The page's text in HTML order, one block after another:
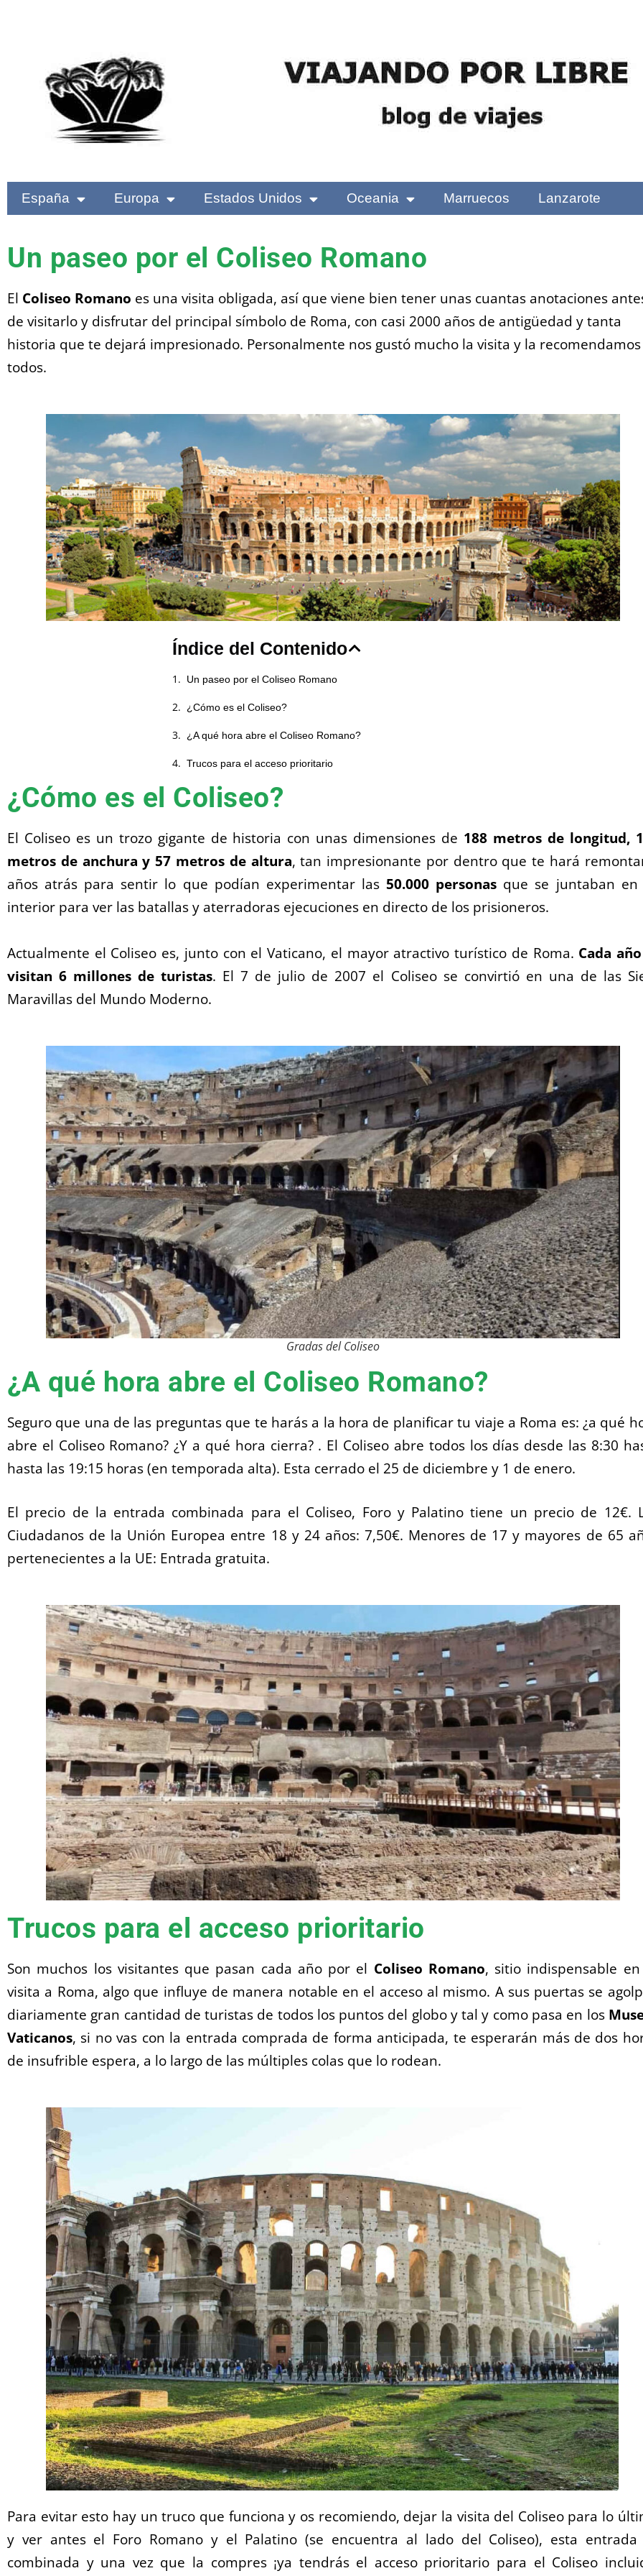
España Europa Estados Unidos Oceania Marruecos Lanzarote
Un paseo por el Coliseo Romano
El Coliseo Romano es una visita obligada, así que viene bien tener unas cuantas anotaciones
de visitarlo y disfrutar del principal símbolo de Roma, con casi 2000 años de antigüedad y tanta
historia que te dejará impresionado. Personalmente nos gustó mucho la visita y la
todos.
Índice del Contenido
Un paseo por el Coliseo Romano
¿Cómo es el Coliseo?
¿A qué hora abre el Coliseo Romano?
Trucos para el acceso prioritario
¿Cómo es el Coliseo?
El Coliseo es un trozo gigante de historia con unas dimensiones de 188 metros de longitud,
metros de anchura y 57 metros de altura, tan impresionante por dentro que te hará
años atrás para sentir lo que podían experimentar las 50.000 personas que se juntaban en
interior para ver las batallas y aterradoras ejecuciones en directo de los prisioneros.
Actualmente el Coliseo es, junto con el Vaticano, el mayor atractivo turístico de Roma. Cada
visitan 6 millones de turistas. El 7 de julio de 2007 el Coliseo se convirtió en una de las
Maravillas del Mundo Moderno.
Gradas del Coliseo
¿A qué hora abre el Coliseo Romano?
Seguro que una de las preguntas que te harás a la hora de planificar tu viaje a Roma es: ¿a qué
abre el Coliseo Romano? ¿Y a qué hora cierra? . El Coliseo abre todos los días desde las 8:30
hasta las 19:15 horas (en temporada alta). Esta cerrado el 25 de diciembre y 1 de enero.
El precio de la entrada combinada para el Coliseo, Foro y Palatino tiene un precio de 12€.
Ciudadanos de la Unión Europea entre 18 y 24 años: 7,50€. Menores de 17 y mayores de 65
pertenecientes a la UE: Entrada gratuita.
Trucos para el acceso prioritario
Son muchos los visitantes que pasan cada año por el Coliseo Romano, sitio indispensable
visita a Roma, algo que influye de manera notable en el acceso al mismo. A sus puertas se
diariamente gran cantidad de turistas de todos los puntos del globo y tal y como pasa en los
Vaticanos, si no vas con la entrada comprada de forma anticipada, te esperarán más de dos
de insufrible espera, a lo largo de las múltiples colas que lo rodean.
Para evitar esto hay un truco que funciona y os recomiendo, dejar la visita del Coliseo para lo
y ver antes el Foro Romano y el Palatino (se encuentra al lado del Coliseo), esta entrada
combinada y una vez que la compres ¡ya tendrás el acceso prioritario para el Coliseo